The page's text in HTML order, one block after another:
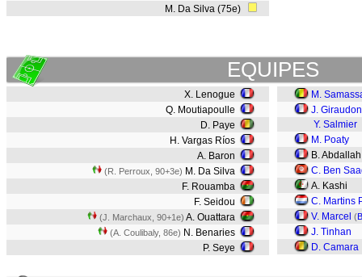
M. Da Silva (75e)
EQUIPES
X. Lenogue
Q. Moutiapoulle
D. Paye
H. Vargas Ríos
A. Baron
(R. Perroux, 90+3e) M. Da Silva
F. Rouamba
F. Seidou
(J. Marchaux, 90+1e) A. Ouattara
(A. Coulibaly, 86e) N. Benaries
P. Seye
M.
J. Giraudon
Y. Salmier
M. Poaty
B. Abdallah
C. Ben
A. Kashi
C. Martins
V. Marcel (
J. Tinhan
D. Camara